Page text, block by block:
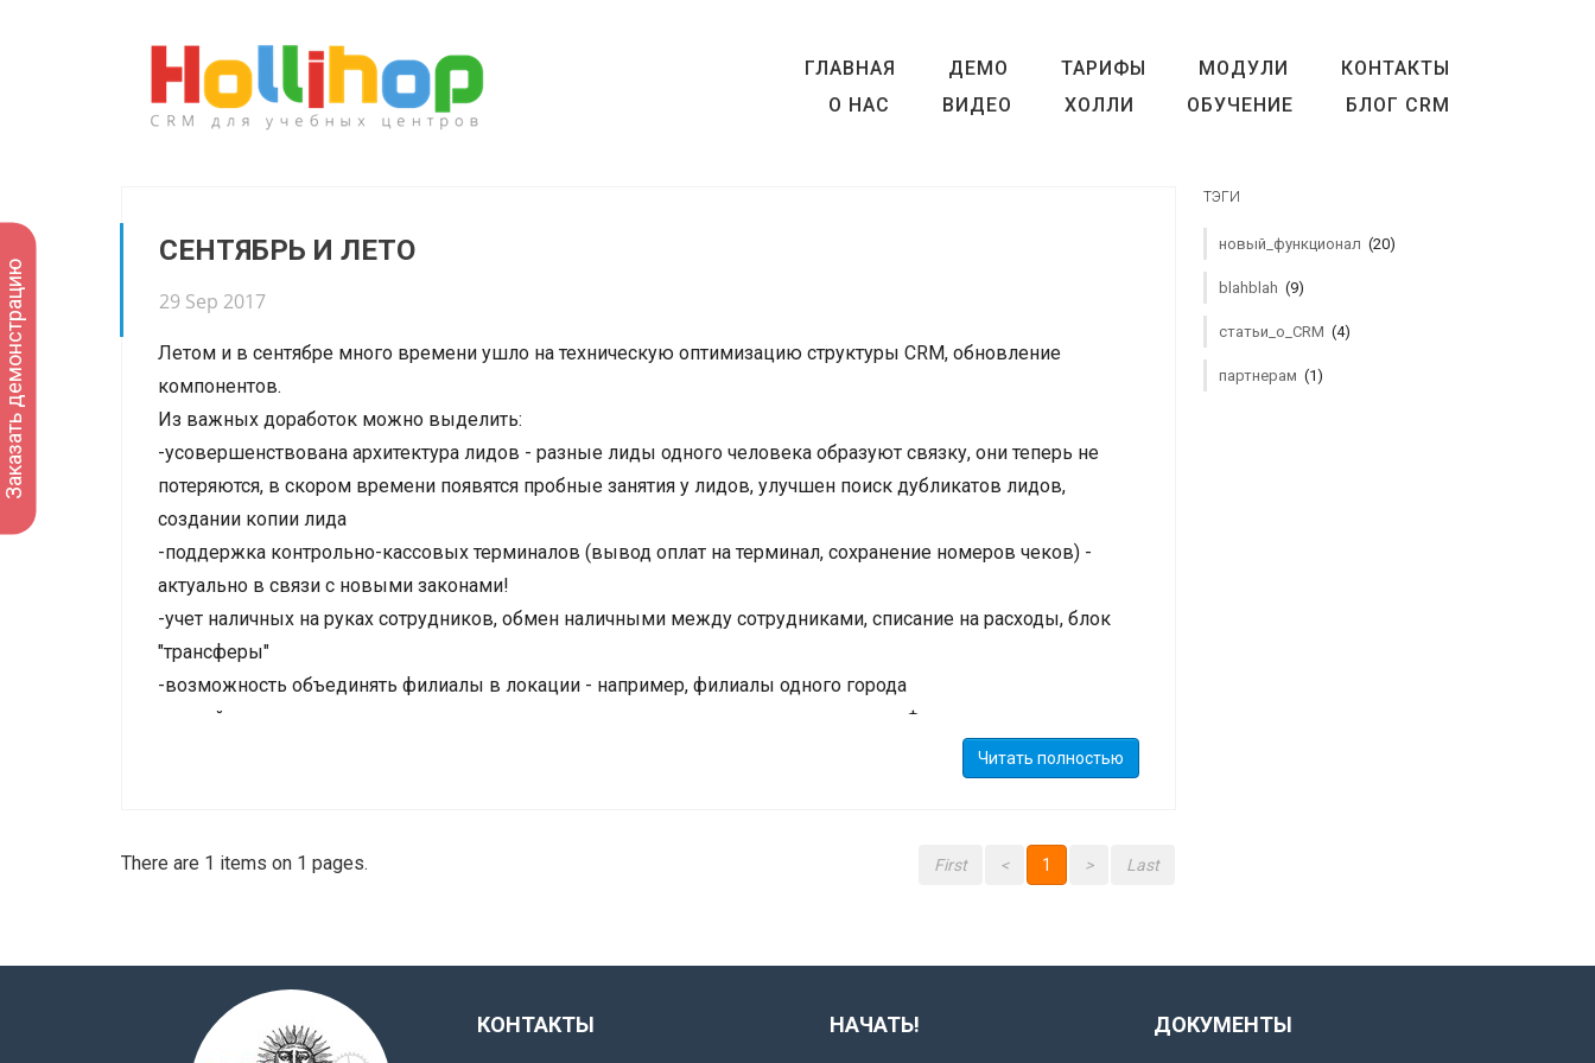
Заказать демонстрацию
ГЛАВНАЯ ДЕМО ТАРИФЫ МОДУЛИ
КОНТАКТЫ
О НАС
ВИДЕО ХОЛЛИ ОБУЧЕНИЕ БЛОГ CRM
СЕНТЯБРЬ И ЛЕТО
29 Sep 2017
Летом и в сентябре много времени ушло на техническую оптимизацию структуры CRM, обновление
компонентов.
Из важных доработок можно выделить:
-усовершенствована архитектура лидов - разные лиды одного человека образуют связку, они теперь не
потеряются, в скором времени появятся пробные занятия у лидов, улучшен поиск дубликатов лидов,
создании копии лида
-поддержка контрольно-кассовых терминалов (вывод оплат на терминал, сохранение номеров чеков) -
актуально в связи с новыми законами!
-учет наличных на руках сотрудников, обмен наличными между сотрудниками, списание на расходы, блок
"трансферы"
-возможность объединять филиалы в локации - например, филиалы одного города
-новый вид расписания по преподавателям - вся неделя сразу - см переключатель Формат
Читать полностью
There are 1 items on 1 pages. First < 1 > Last
ТЭГИ
новый_функционал (20)
blahblah (9)
статьи_о_CRM (4)
партнерам (1)
КОНТАКТЫ НАЧАТЬ! ДОКУМЕНТЫ